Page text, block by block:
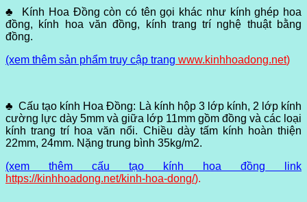
♣ Kính Hoa Đồng còn có tên gọi khác như kính ghép hoa
đồng, kính hoa văn đồng, kính trang trí nghệ thuật bằng
đồng.
(xem thêm sản phẩm truy cập trang www.kinhhoadong.net)
♣ Cấu tạo kính Hoa Đồng: Là kính hộp 3 lớp kính, 2 lớp kính
cường lực dày 5mm và giữa lớp 11mm gồm đồng và các loại
kính trang trí hoa văn nổi. Chiều dày tấm kính hoàn thiện
22mm, 24mm. Nặng trung bình 35kg/m2.
(xem thêm cấu tạo kính hoa đồng link
https://kinhhoadong.net/kinh-hoa-dong/).